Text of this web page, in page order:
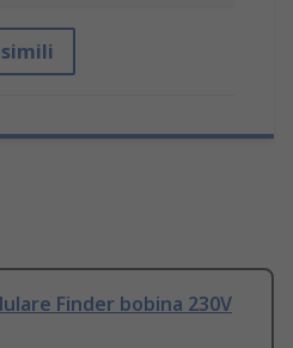
Finder bobina 230V